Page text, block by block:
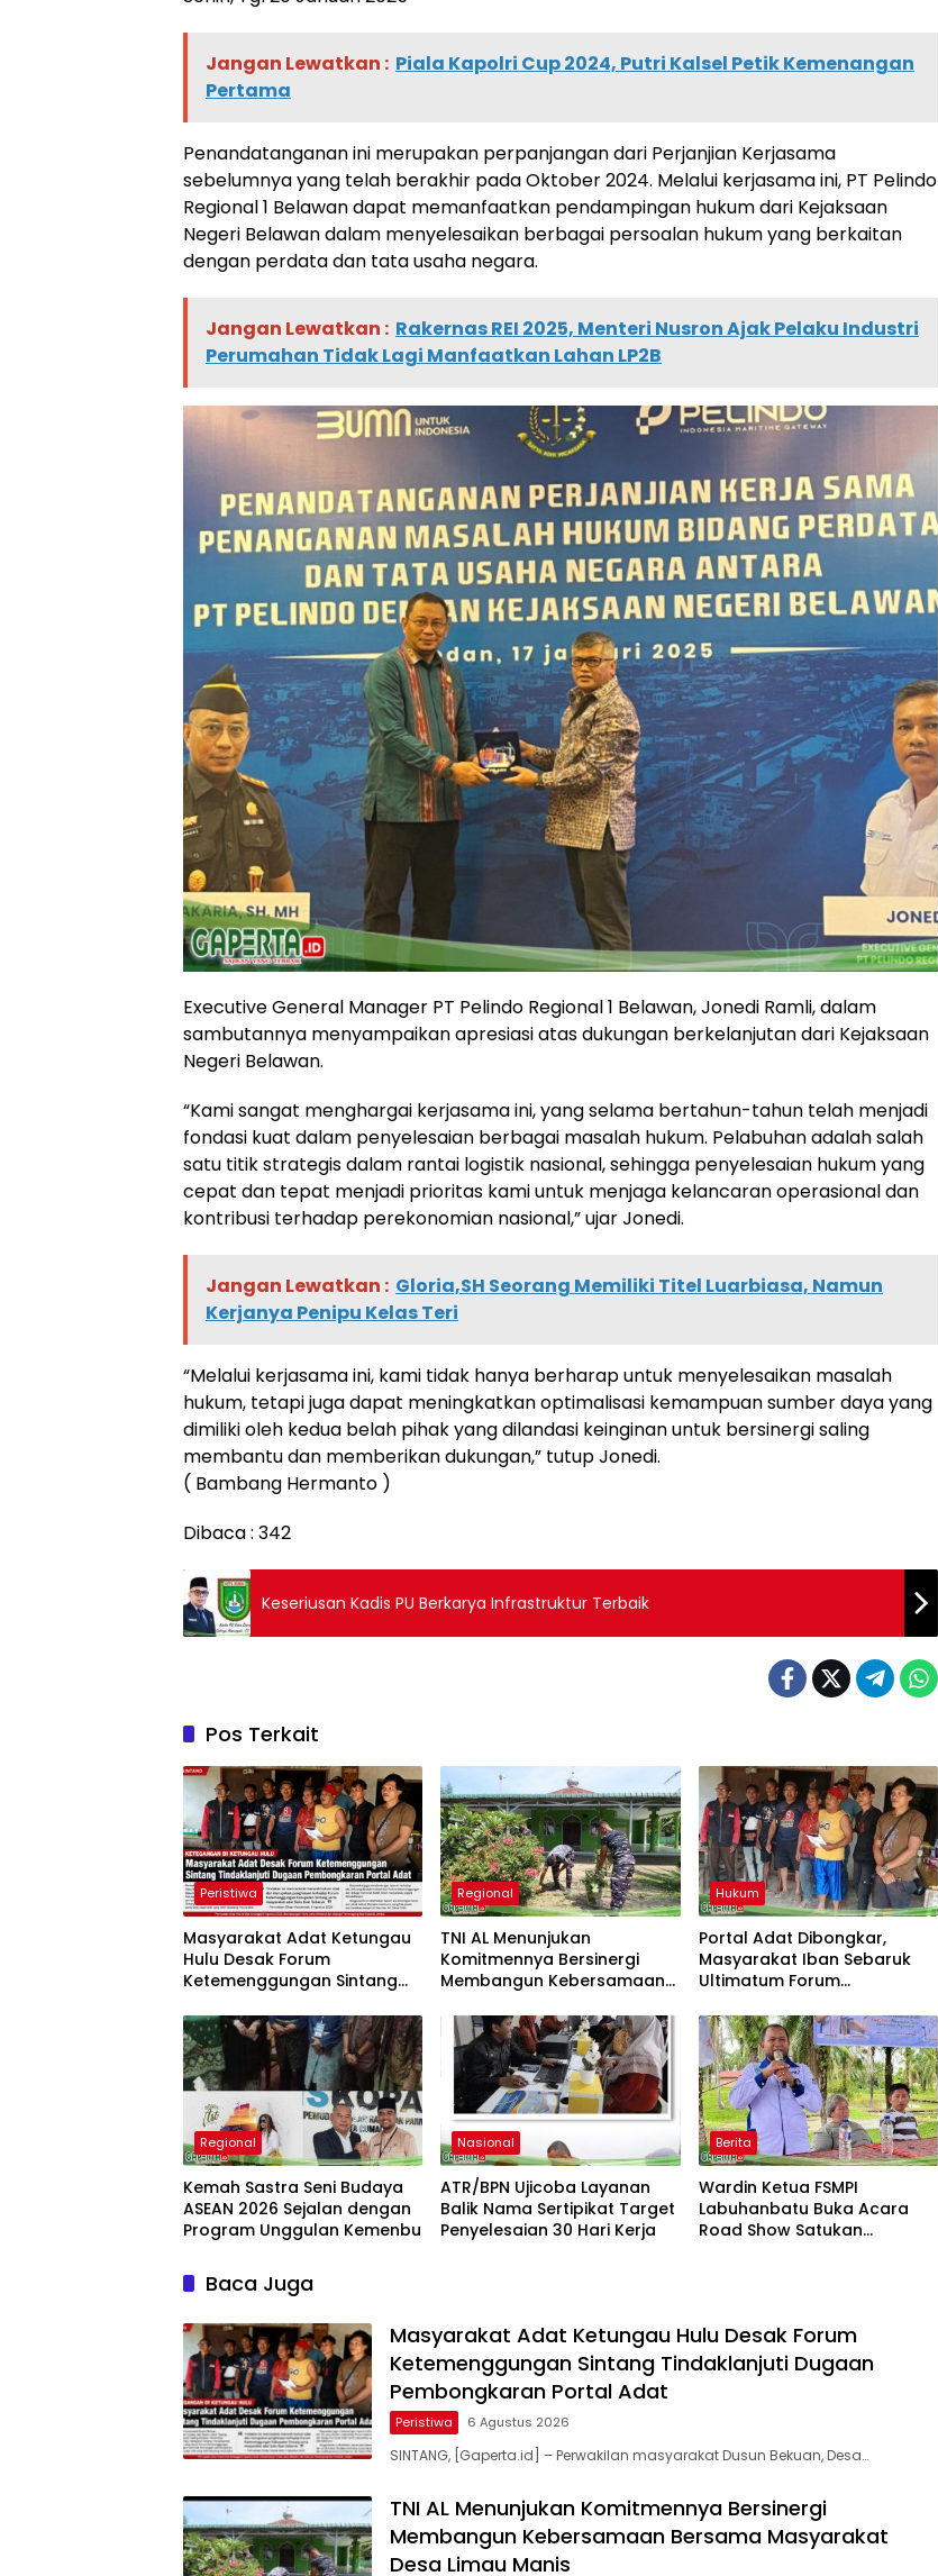
Jangan Lewatkan : Piala Kapolri Cup 2024, Putri Kalsel Petik Kemenangan
Pertama
Penandatanganan ini merupakan perpanjangan dari Perjanjian Kerjasama
sebelumnya yang telah berakhir pada Oktober 2024. Melalui kerjasama ini, PT Pelindo
Regional 1 Belawan dapat memanfaatkan pendampingan hukum dari Kejaksaan
Negeri Belawan dalam menyelesaikan berbagai persoalan hukum yang berkaitan
dengan perdata dan tata usaha negara.
Jangan Lewatkan : Rakernas REI 2025, Menteri Nusron Ajak Pelaku Industri
Perumahan Tidak Lagi Manfaatkan Lahan LP2B
Executive General Manager PT Pelindo Regional 1 Belawan, Jonedi Ramli, dalam
sambutannya menyampaikan apresiasi atas dukungan berkelanjutan dari Kejaksaan
Negeri Belawan.
“Kami sangat menghargai kerjasama ini, yang selama bertahun-tahun telah menjadi
fondasi kuat dalam penyelesaian berbagai masalah hukum. Pelabuhan adalah salah
satu titik strategis dalam rantai logistik nasional, sehingga penyelesaian hukum yang
cepat dan tepat menjadi prioritas kami untuk menjaga kelancaran operasional dan
kontribusi terhadap perekonomian nasional,” ujar Jonedi.
Jangan Lewatkan : Gloria,SH Seorang Memiliki Titel Luarbiasa, Namun
Kerjanya Penipu Kelas Teri
“Melalui kerjasama ini, kami tidak hanya berharap untuk menyelesaikan masalah
hukum, tetapi juga dapat meningkatkan optimalisasi kemampuan sumber daya yang
dimiliki oleh kedua belah pihak yang dilandasi keinginan untuk bersinergi saling
membantu dan memberikan dukungan,” tutup Jonedi.
( Bambang Hermanto )
Dibaca : 342
Keseriusan Kadis PU Berkarya Infrastruktur Terbaik
Pos Terkait
Peristiwa
Masyarakat Adat Ketungau
Hulu Desak Forum
Ketemenggungan Sintang
Pembongkaran Portal Adat
Regional
TNI AL Menunjukan
Komitmennya Bersinergi
Membangun Kebersamaan
Limau Manis
Hukum
Portal Adat Dibongkar,
Masyarakat Iban Sebaruk
Ultimatum Forum
“Jangan Biarkan Hukum
Adat Dilecehkan”
Regional
Kemah Sastra Seni Budaya
ASEAN 2026 Sejalan dengan
Program Unggulan Kemenbu
Nasional
ATR/BPN Ujicoba Layanan
Balik Nama Sertipikat Target
Penyelesaian 30 Hari Kerja
Berita
Wardin Ketua FSMPI
Labuhanbatu Buka Acara
Road Show Satukan
Baca Juga
Masyarakat Adat Ketungau Hulu Desak Forum
Ketemenggungan Sintang Tindaklanjuti Dugaan
Pembongkaran Portal Adat
Peristiwa 6 Agustus 2026
SINTANG, [Gaperta.id] – Perwakilan masyarakat Dusun Bekuan, Desa…
TNI AL Menunjukan Komitmennya Bersinergi
Membangun Kebersamaan Bersama Masyarakat
Desa Limau Manis